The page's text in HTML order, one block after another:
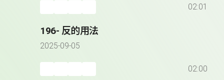
02:01
196- 反的用法
2025-09-05
02:00